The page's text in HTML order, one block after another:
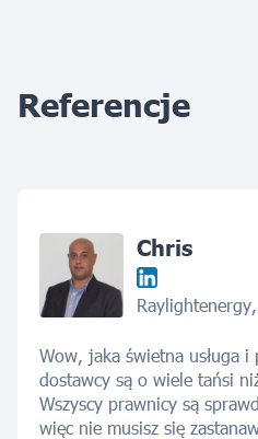
Referencje
Chris
Wow, jaka świetna usługa i
dostawcy są o wiele tańsi
Wszyscy prawnicy są
więc nie musisz się